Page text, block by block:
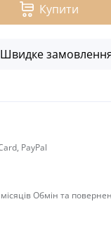
Купити
Швидке
PayPal
місяців Обмін та